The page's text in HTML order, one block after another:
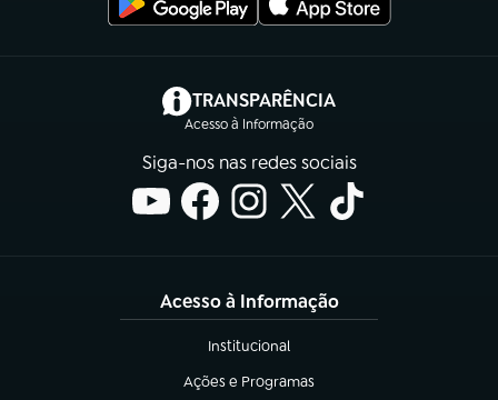
TRANSPARÊNCIA
Acesso à Informação
(abre em nova aba)
Siga-nos nas redes sociais
Acesso à Informação
Institucional
(abre em nova aba)
Ações e Programas
(abre em nova aba)